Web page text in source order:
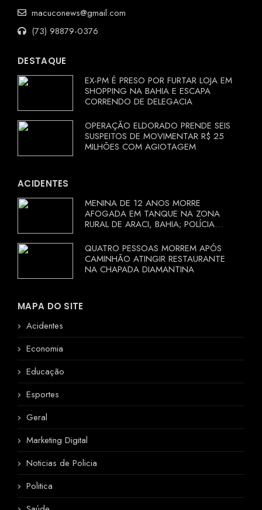
macuconews@gmail.com
(73) 98879-0376
DESTAQUE
EX-PM É PRESO POR FURTAR LOJA EM
SHOPPING NA BAHIA E ESCAPA
CORRENDO DE DELEGACIA
OPERAÇÃO ELDORADO PRENDE SEIS
SUSPEITOS DE MOVIMENTAR R$ 25
MILHÕES COM AGIOTAGEM
ACIDENTES
MENINA DE 12 ANOS MORRE
AFOGADA EM TANQUE NA ZONA
RURAL DE ARACI, BAHIA; POLÍCIA
QUATRO PESSOAS MORREM APÓS
CAMINHÃO ATINGIR RESTAURANTE
NA CHAPADA DIAMANTINA
MAPA DO SITE
Acidentes
Economia
Educação
Esportes
Geral
Marketing Digital
Noticias de Policia
Politica